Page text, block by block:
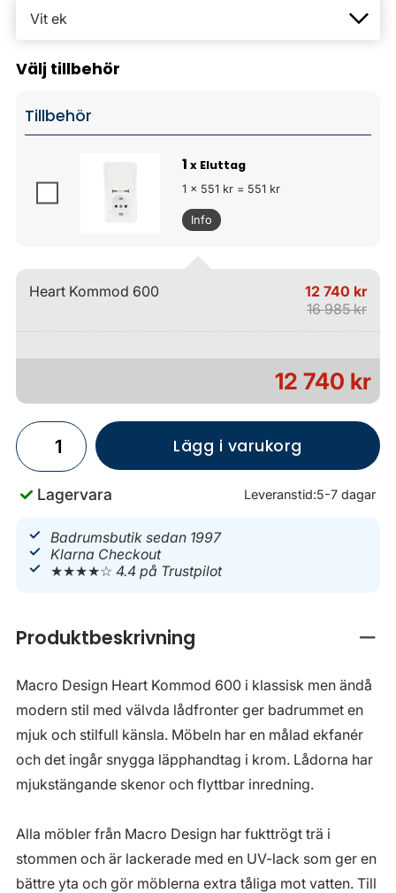
Välj tillbehör
Tillbehör
1 x Eluttag
1 x 551 kr = 551 kr
Info
Heart Kommod 600
12 740 kr
16 985 kr
12 740 kr
Lägg i varukorg
Lagervara Leveranstid:5-7 dagar
Badrumsbutik sedan 1997
Klarna Checkout
★★★★☆4.4 på Trustpilot
Produktbeskrivning
Macro Design Heart Kommod 600 i klassisk men ändå
modern stil med välvda lådfronter ger badrummet en
mjuk och stilfull känsla. Möbeln har en målad ekfanér
och det ingår snygga läpphandtag i krom. Lådorna har
mjukstängande skenor och flyttbar inredning.
Alla möbler från Macro Design har fukttrögt trä i
stommen och är lackerade med en UV-lack som ger en
bättre yta och gör möblerna extra tåliga mot vatten. Till